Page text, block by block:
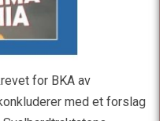
for BKA av
med et forslag